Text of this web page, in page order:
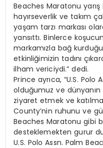
Beaches Maratonu
hayırseverlik ve takım
yaşam tarzı markası
yansıttı. Binlerce
markamızla bağ
etkinliğimizin tadını
ilham vericiydi.” dedi.
Prince ayrıca, “U.S. Polo
olduğumuz ve dünyanın
ziyaret etmek ve
County’nin ruhunu ve
Beaches Maratonu gibi
desteklemekten gurur
U.S. Polo Assn. Palm